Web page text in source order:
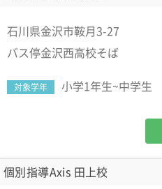
石川県金沢市鞍月3-27
バス停金沢西高校そば
対象学年 小学1年生~中学生
個別指導Axis 田上校